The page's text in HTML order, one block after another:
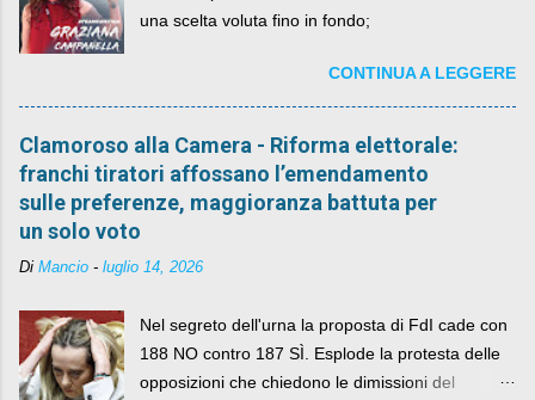
una scelta voluta fino in fondo;
CONTINUA A LEGGERE
Clamoroso alla Camera - Riforma elettorale:
franchi tiratori affossano l’emendamento
sulle preferenze, maggioranza battuta per
un solo voto
Di Mancio - luglio 14, 2026
Nel segreto dell'urna la proposta di FdI cade con
188 NO contro 187 SÌ. Esplode la protesta delle
opposizioni che chiedono le dimissioni del